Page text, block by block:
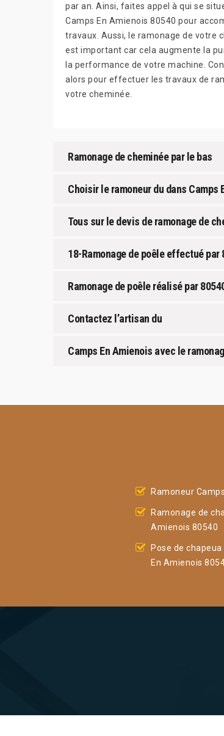
par an. Ainsi, faites appel à qui se
Camps En Amienois 80540 pour
travaux. Aussi, le ramonage de votre
est important car cela augmente la
la performance de votre machine.
alors pour effectuer les travaux de
votre cheminée.
Ramonage de cheminée par le bas
Choisir le ramoneur du dans Camps
Tous sur le devis de ramonage de
18-Ramonage de poêle effectué par
Ramonage de poêle réalisé par
Contactez l’artisan du
Camps En Amienois avec le
Ramoneur
Ramonage de
Amienois 80540
Pose de
En Amienois